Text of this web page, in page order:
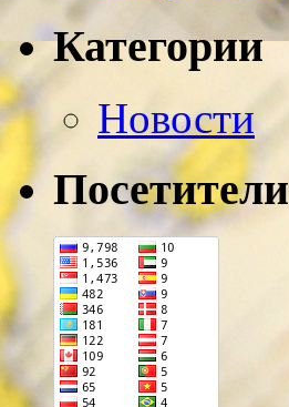
Категории
Новости
Посетители